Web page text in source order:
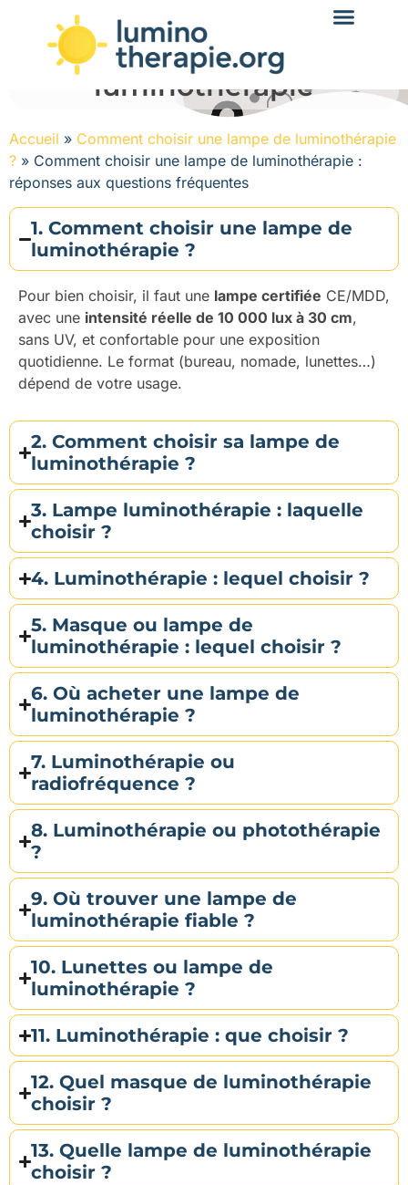
FAQ - Foire aux questions
- Choisir une lampe de
luminothérapie
Accueil » Comment choisir une lampe de luminothérapie
? » Comment choisir une lampe de luminothérapie :
réponses aux questions fréquentes
1. Comment choisir une lampe de
luminothérapie ?
Pour bien choisir, il faut une lampe certifiée CE/MDD,
avec une intensité réelle de 10 000 lux à 30 cm,
sans UV, et confortable pour une exposition
quotidienne. Le format (bureau, nomade, lunettes…)
dépend de votre usage.
2. Comment choisir sa lampe de
luminothérapie ?
3. Lampe luminothérapie : laquelle
choisir ?
4. Luminothérapie : lequel choisir ?
5. Masque ou lampe de
luminothérapie : lequel choisir ?
6. Où acheter une lampe de
luminothérapie ?
7. Luminothérapie ou
radiofréquence ?
8. Luminothérapie ou photothérapie
?
9. Où trouver une lampe de
luminothérapie fiable ?
10. Lunettes ou lampe de
luminothérapie ?
11. Luminothérapie : que choisir ?
12. Quel masque de luminothérapie
choisir ?
13. Quelle lampe de luminothérapie
choisir ?